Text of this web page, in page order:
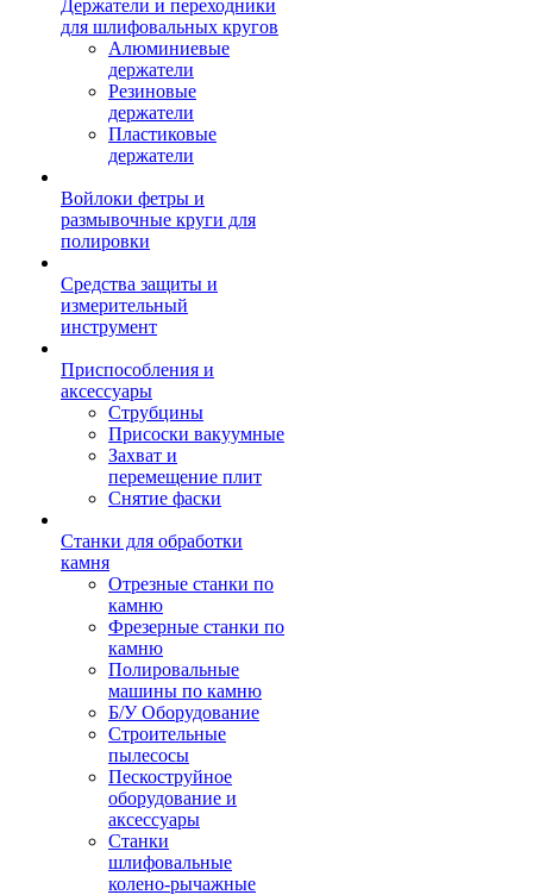
Держатели и переходники
для шлифовальных кругов
Алюминиевые
держатели
Резиновые
держатели
Пластиковые
держатели
Войлоки фетры и
размывочные круги для
полировки
Средства защиты и
измерительный
инструмент
Приспособления и
аксессуары
Струбцины
Присоски вакуумные
Захват и
перемещение плит
Снятие фаски
Станки для обработки
камня
Отрезные станки по
камню
Фрезерные станки по
камню
Полировальные
машины по камню
Б/У Оборудование
Строительные
пылесосы
Пескоструйное
оборудование и
аксессуары
Станки
шлифовальные
колено-рычажные